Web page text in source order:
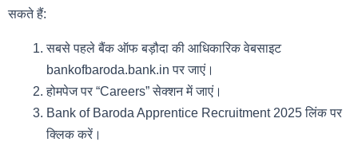
सकते हैं:
सबसे पहले बैंक ऑफ बड़ौदा की आधिकारिक वेबसाइट
bankofbaroda.bank.in पर जाएं।
होमपेज पर “Careers” सेक्शन में जाएं।
Bank of Baroda Apprentice Recruitment 2025 लिंक पर
क्लिक करें।